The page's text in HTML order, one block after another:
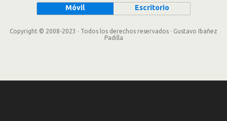
Móvil Escritorio
Copyright © 2008-2023 · Todos los derechos reservados · Gustavo Ibañez
Padilla